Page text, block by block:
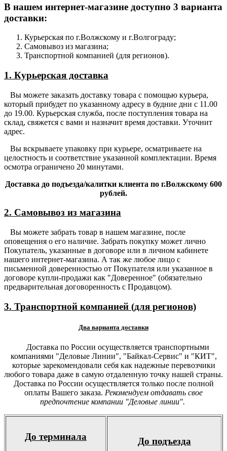
В нашем интернет-магазине доступно 3 варианта
доставки:
Курьерская по г.Волжскому и г.Волгограду;
Самовывоз из магазина;
Транспортной компанией (для регионов).
1. Курьерская доставка
Вы можете заказать доставку товара с помощью курьера,
который прибудет по указанному адресу в будние дни с 11.00
до 19.00. Курьерская служба, после поступления товара на
склад, свяжется с вами и назначит время доставки. Уточнит
адрес.
Вы вскрываете упаковку при курьере, осматриваете на
целостность и соответствие указанной комплектации. Время
осмотра ограничено 20 минутами.
Доставка до подъезда/калитки клиента по г.Волжскому 600
рублей.
2. Самовывоз из магазина
Вы можете забрать товар в нашем магазине, после
оповещения о его наличие. Забрать покупку может лично
Покупатель, указанные в договоре или в личном кабинете
нашего интернет-магазина. А так же любое лицо с
письменной доверенностью от Покупателя или указанное в
договоре купли-продажи как "Доверенное" (обязательно
предварительная договоренность с Продавцом).
3. Транспортной компанией (для регионов)
Два варианта доставки
Доставка по России осуществляется транспортными
компаниями "Деловые Линии", "Байкал-Сервис" и "КИТ",
которые зарекомендовали себя как надежные перевозчики
любого товара даже в самую отдаленную точку нашей страны.
Доставка по России осуществляется только после полной
оплаты Вашего заказа. Рекомендуем отдавать свое
предпочтение компании "Деловые линии".
До терминала До подъезда